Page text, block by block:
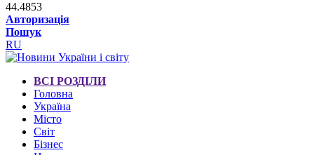
44.4853
Авторизація
Пошук
RU
ВСІ РОЗДІЛИ
Головна
Україна
Місто
Світ
Бізнес